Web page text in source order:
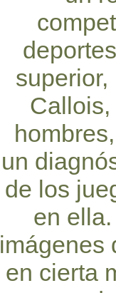
un
de los
en
imágenes
en cierta